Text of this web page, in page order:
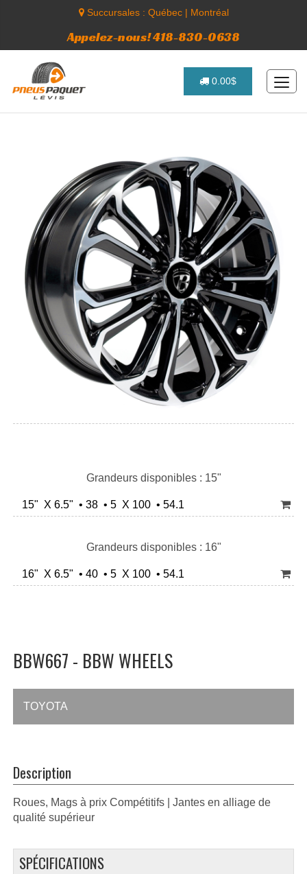
Succursales : Québec| Montréal
Appelez-nous! 418-830-0638
0.00$
Grandeurs disponibles : 15"
15" X 6.5" • 38 • 5 X 100 • 54.1
Grandeurs disponibles : 16"
16" X 6.5" • 40 • 5 X 100 • 54.1
BBW667 - BBW WHEELS
TOYOTA
Description
Roues, Mags à prix Compétitifs | Jantes en alliage de
qualité supérieur
SPÉCIFICATIONS